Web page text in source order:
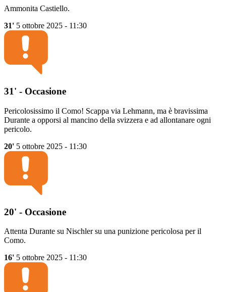
Ammonita Castiello.
31' 5 ottobre 2025 - 11:30
31' - Occasione
Pericolosissimo il Como! Scappa via Lehmann, ma è bravissima
Durante a opporsi al mancino della svizzera e ad allontanare ogni
pericolo.
20' 5 ottobre 2025 - 11:30
20' - Occasione
Attenta Durante su Nischler su una punizione pericolosa per il
Como.
16' 5 ottobre 2025 - 11:30